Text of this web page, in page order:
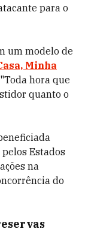
para o
um modelo de
Minha
hora que
quanto o
Estados
na
do